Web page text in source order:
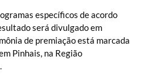
específicos de acordo
será divulgado em
de premiação está marcada
Pinhais, na Região